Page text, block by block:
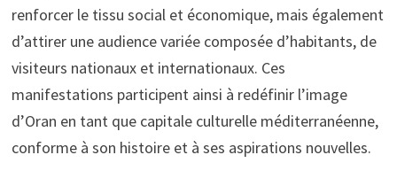
renforcer le tissu social et économique, mais également
d’attirer une audience variée composée d’habitants, de
visiteurs nationaux et internationaux. Ces
manifestations participent ainsi à redéfinir l’image
d’Oran en tant que capitale culturelle méditerranéenne,
conforme à son histoire et à ses aspirations nouvelles.